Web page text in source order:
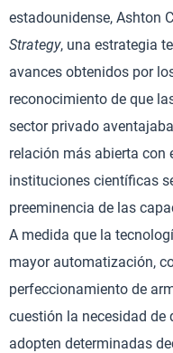
estadounidense, Ashton
Strategy, una estrategia
avances obtenidos por
reconocimiento de que
sector privado
relación más abierta con
instituciones científicas
preeminencia de las
A medida que la
mayor automatización,
perfeccionamiento de
cuestión la necesidad de
adopten determinadas